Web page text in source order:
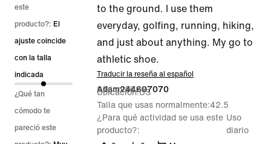
con
5
de
5
este
producto?: El
ajuste coincide
con la talla
indicada
¿Qué tan
cómodo te
pareció este
to the ground. I use them
everyday, golfing, running, hiking,
and just about anything. My go to
athletic shoe.
Traducir la reseña al español
Adam244607070
22 jun 2026
Ubicación US
Talla que usas normalmente 42.5
¿Para qué actividad se usa este
producto?
Uso
diario